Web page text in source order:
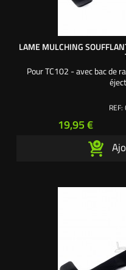
LAME MULCHING
Pour TC102 - avec bac de
REF:
Prix
19,95 €